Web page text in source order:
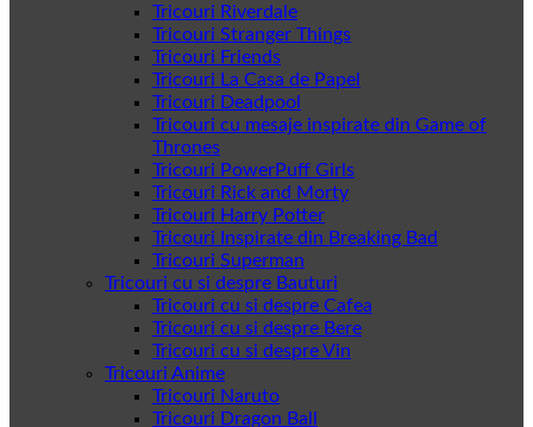
Tricouri Riverdale
Tricouri Stranger Things
Tricouri Friends
Tricouri La Casa de Papel
Tricouri Deadpool
Tricouri cu mesaje inspirate din Game of
Thrones
Tricouri PowerPuff Girls
Tricouri Rick and Morty
Tricouri Harry Potter
Tricouri Inspirate din Breaking Bad
Tricouri Superman
Tricouri cu si despre Bauturi
Tricouri cu si despre Cafea
Tricouri cu si despre Bere
Tricouri cu si despre Vin
Tricouri Anime
Tricouri Naruto
Tricouri Dragon Ball